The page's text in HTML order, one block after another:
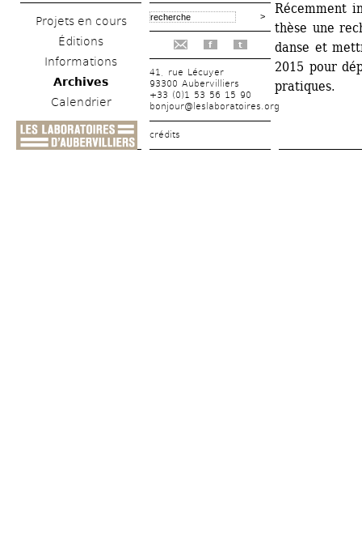
Projets en cours
Éditions
Informations
Archives
Calendrier
f t
41, rue Lécuyer
93300 Aubervilliers
+33 (0)1 53 56 15 90
bonjour@leslaboratoires.org
crédits
Récemment
thèse une
danse et
2015 pour
pratiques.